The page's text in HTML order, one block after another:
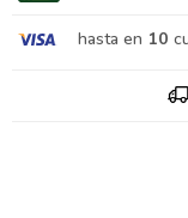
hasta en 10